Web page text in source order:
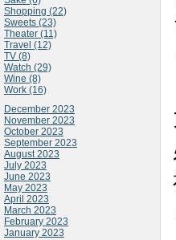
Shopping (22)
Sweets (23)
Theater (11)
Travel (12)
TV (8)
Watch (29)
Wine (8)
Work (16)
December 2023
November 2023
October 2023
September 2023
August 2023
July 2023
June 2023
May 2023
April 2023
March 2023
February 2023
January 2023